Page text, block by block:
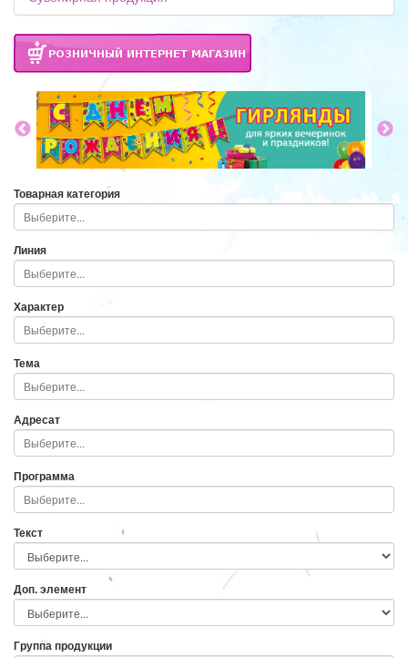
Товарная категория
Линия
Характер
Тема
Адресат
Программа
Текст
Доп. элемент
Группа продукции